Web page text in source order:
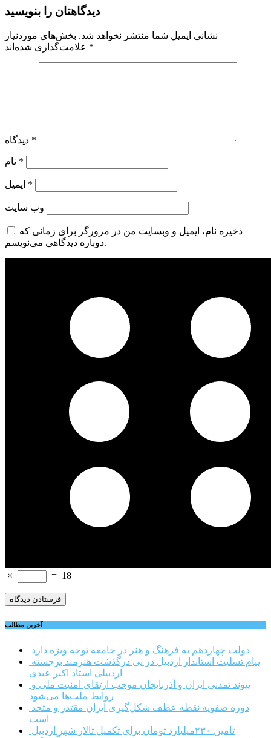
دیدگاهتان را بنویسید
نشانی ایمیل شما منتشر نخواهد شد. بخش‌های موردنیاز
*
*
*
*
وب‌ سایت
ذخیره نام، ایمیل و وبسایت من در مرورگر برای زمانی که
دوباره دیدگاهی می‌نویسم.
× = 18
آخرین مطالب
دولت چهاردهم به فرهنگ و هنر در جامعه توجه ویژه دارد
اردبیلی استاد اکبر عبدی
روابط ملت‌ها می‌شود
است
تامین ۲۳۰میلیارد تومان برای تکمیل تالار شهر اردبیل